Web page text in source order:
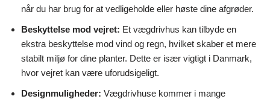
når du har brug for at vedligeholde eller høste dine afgrøder.
Beskyttelse mod vejret: Et vægdrivhus kan tilbyde en
ekstra beskyttelse mod vind og regn, hvilket skaber et mere
stabilt miljø for dine planter. Dette er især vigtigt i Danmark,
hvor vejret kan være uforudsigeligt.
Designmuligheder: Vægdrivhuse kommer i mange